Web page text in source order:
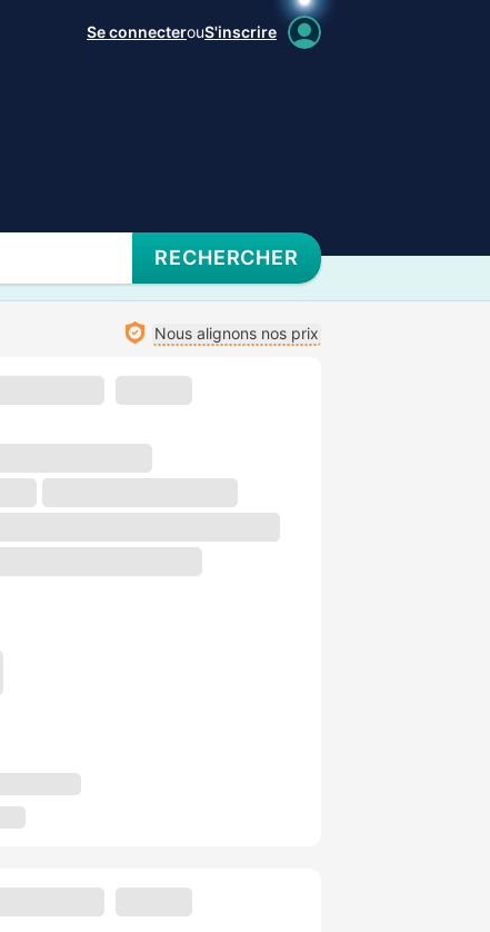
Se connecterouS'inscrire
RECHERCHER
Nous alignons nos prix